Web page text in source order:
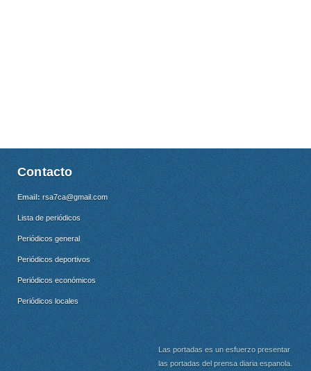
Contacto
Email: rsa7ca@gmail.com
Lista de periódicos
Periódicos general
Periódicos deportivos
Periódicos económicos
Periódicos locales
Las portadas es un esfuerzo presentar
las portadas del prensa diaria espanola.